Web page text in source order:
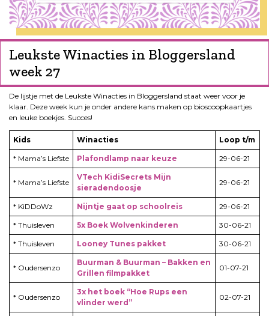
Leukste Winacties in Bloggersland
week 27
De lijstje met de Leukste Winacties in Bloggersland staat weer voor je
klaar. Deze week kun je onder andere kans maken op bioscoopkaartjes
en leuke boekjes. Succes!
Kids Winacties Loop t/m
* Mama’s Liefste Plafondlamp naar keuze 29-06-21
* Mama’s Liefste
VTech KidiSecrets Mijn
sieradendoosje
29-06-21
* KiDDoWz Nijntje gaat op schoolreis 29-06-21
* Thuisleven 5x Boek Wolvenkinderen 30-06-21
* Thuisleven Looney Tunes pakket 30-06-21
* Oudersenzo
Buurman & Buurman – Bakken en
Grillen filmpakket
01-07-21
* Oudersenzo
3x het boek “Hoe Rups een
vlinder werd”
02-07-21